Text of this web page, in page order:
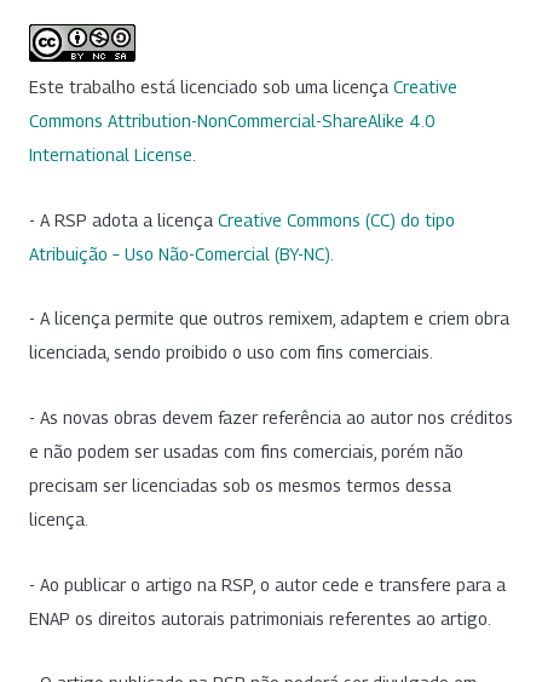
Este trabalho está licenciado sob uma licença Creative
Commons Attribution-NonCommercial-ShareAlike 4.0
International License
- A RSP adota a licença Creative Commons (CC) do tipo
Atribuição – Uso Não-Comercial (BY-NC)
- A licença permite que outros remixem, adaptem e criem obra
licenciada, sendo proibido o uso com fins comerciais.
- As novas obras devem fazer referência ao autor nos créditos
e não podem ser usadas com fins comerciais, porém não
precisam ser licenciadas sob os mesmos termos dessa
licença.
- Ao publicar o artigo na RSP, o autor cede e transfere para a
ENAP os direitos autorais patrimoniais referentes ao artigo.